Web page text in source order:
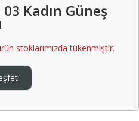
Kadın Güneş
stoklarımızda tükenmiştir.